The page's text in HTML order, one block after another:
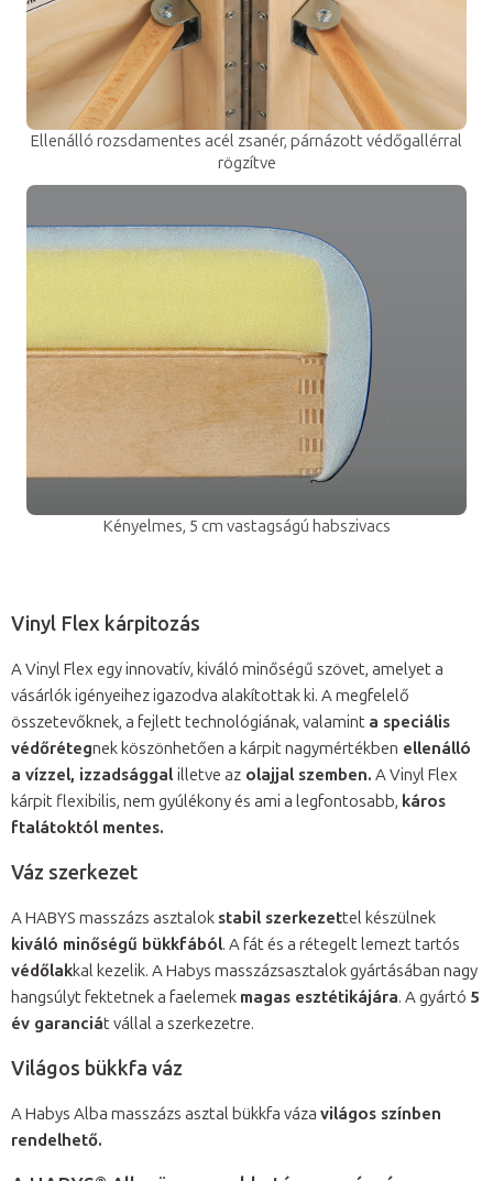
Ellenálló rozsdamentes acél zsanér, párnázott védőgallérral
rögzítve
Kényelmes, 5 cm vastagságú habszivacs
Vinyl Flex kárpitozás
A Vinyl Flex egy innovatív, kiváló minőségű szövet, amelyet a
vásárlók igényeihez igazodva alakítottak ki. A megfelelő
összetevőknek, a fejlett technológiának, valamint a speciális
védőrétegnek köszönhetően a kárpit nagymértékben ellenálló
a vízzel, izzadsággal illetve az olajjal szemben. A Vinyl Flex
kárpit flexibilis, nem gyúlékony és ami a legfontosabb, káros
ftalátoktól mentes.
Váz szerkezet
A HABYS masszázs asztalok stabil szerkezettel készülnek
kiváló minőségű bükkfából. A fát és a rétegelt lemezt tartós
védőlakkal kezelik. A Habys masszázsasztalok gyártásában nagy
hangsúlyt fektetnek a faelemek magas esztétikájára. A gyártó 5
év garanciát vállal a szerkezetre.
Világos bükkfa váz
A Habys Alba masszázs asztal bükkfa váza világos színben
rendelhető.